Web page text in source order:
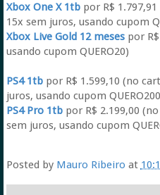
Xbox One X 1tbpor R$
15x sem juros, usando cupom
Xbox Live Gold 12 meses por
usando cupom QUERO20)
PS4 1tb por R$ 1.599,10 (no
juros, usando cupom
PS4 Pro 1tbpor R$ 2.199,00
sem juros, usando cupom
Posted by Mauro Ribeiro at